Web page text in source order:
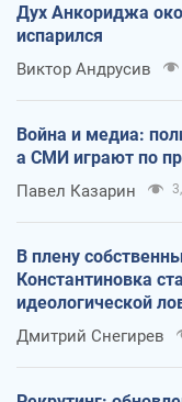
Дух Анкориджа
испарился
Виктор Андрусив
Война и медиа:
а СМИ играют по
Павел Казарин
В плену
Константиновка
идеологической
оккупантов
Дмитрий Снегирев